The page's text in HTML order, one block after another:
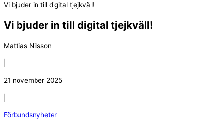
Vi bjuder in till digital tjejkväll!
Vi bjuder in till digital tjejkväll!
Mattias Nilsson
21 november 2025
Förbundsnyheter